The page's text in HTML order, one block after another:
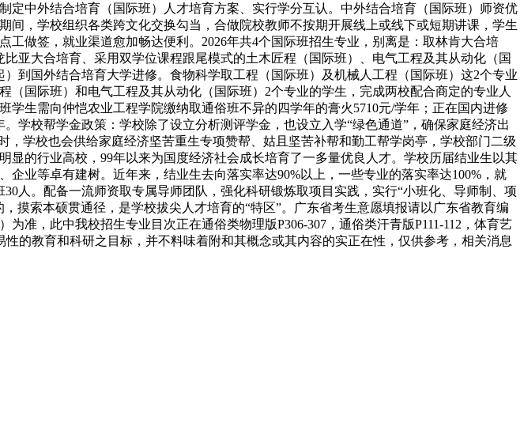
中外结合培育（国际班）人才培育方案、实行学分互认。中外结合培育（国际班）师资优
，学校组织各类跨文化交换勾当，合做院校教师不按期开展线上或线下或短期讲课，学生
做签，就业渠道愈加畅达便利。2026年共4个国际班招生专业，别离是：取林肯大合培
亚大合培育、采用双学位课程跟尾模式的土木匠程（国际班）、电气工程及其从动化（国
到国外结合培育大学进修。食物科学取工程（国际班）及机械人工程（国际班）这2个专业
国际班）和电气工程及其从动化（国际班）2个专业的学生，完成两校配合商定的专业人
生需向仲恺农业工程学院缴纳取通俗班不异的四学年的膏火5710元/学年；正在国内进修
学校帮学金政策：学校除了设立分析测评学金，也设立入学“绿色通道”，确保家庭经济出
学校也会供给家庭经济坚苦重生专项赞帮、姑且坚苦补帮和勤工帮学岗亭，学校部门二级
的行业高校，99年以来为国度经济社会成长培育了一多量优良人才。学校历届结业生以其
业等卓有建树。近年来，结业生去向落实率达90%以上，一些专业的落实率达100%，就
人。配备一流师资取专属导师团队，强化科研锻炼取项目实践，实行“小班化、导师制、项
摸索本硕贯通径，是学校拔尖人才培育的“特区”。广东省考生意愿填报请以广东省教育编
准，此中我校招生专业目次正在通俗类物理版P306-307，通俗类汗青版P111-112，体育艺
的教育和科研之目标，并不料味着附和其概念或其内容的实正在性，仅供参考，相关消息